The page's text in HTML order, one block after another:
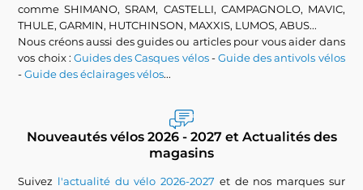
comme SHIMANO, SRAM, CASTELLI, CAMPAGNOLO, MAVIC,
THULE, GARMIN, HUTCHINSON, MAXXIS, LUMOS, ABUS...
Nous créons aussi des guides ou articles pour vous aider dans
vos choix :Guides des Casques vélos-Guide des antivols vélos
-Guide des éclairages vélos...
Nouveautés vélos 2026 - 2027 et Actualités des
magasins
Suivez l'actualité du vélo 2026-2027 et de nos marques sur